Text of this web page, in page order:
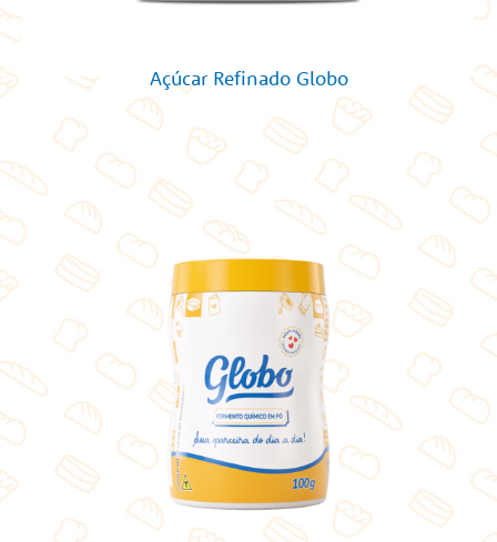
Açúcar Refinado Globo